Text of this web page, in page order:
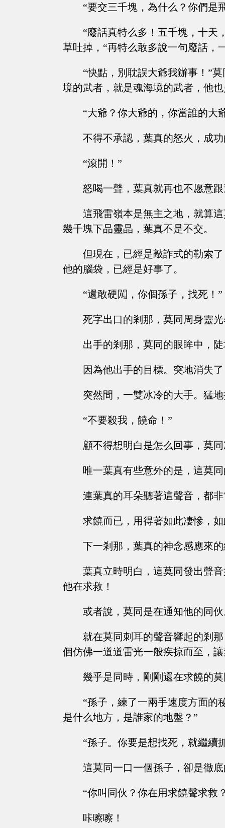
“要交三千塊，為什么？你們是
“廢話真特么多！五千塊，十天
草吐掉，“再特么敢多說一句廢話，
“快點，別耽誤大爺我辦事！”
境的武者，就是魂海境的武者，他
“大爺？你大爺的，你當誰的大
不得不承認，葉真的怒火，成
“滾開！”
怒喝一聲，葉真就再也不愿意
這飛雷嶺本是無主之地，就算
幾千塊下品靈晶，葉真不是不交。
但現在，已經是敲詐式的勒索
他的腦袋，已經是好事了。
“還敢硬闖，你個孫子，找死！”
死字出口的剎那，莫同周身靈
出手的剎那，莫同的眼眸中，
因為他出手的目標。突地消失
突然間，一雙冰冷的大手。猛
“不要殺我，饒命！”
顧不得想明白是怎么回事，莫
唯一葉真有些意外的是，這莫
連葉真的耳朵聽著這聲音，都
求饒而已，用得著如此凄慘，
下一剎那，葉真的神念感應來
葉真立時明白，這莫同發出聲
他在求救！
或者說，莫同是在通知他的同
就在莫同刺耳的聲音響起的剎
個仿佛一道道雷光一般疾掠而至，
幾乎是同時，剛剛還在求饒的
“孫子，練了一兩手速度方面的
是什么地方，是誰家的地盤？”
“孫子。你要是想找死，就繼續
這莫同一口一個孫子，卻是徹
“你叫同伙？你在用求饒聲求救
咔嚓嚓！